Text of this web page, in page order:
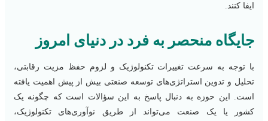
ایفا کنند.
جایگاه منحصر به فرد در دنیای امروز
با توجه به سرعت تغییرات تکنولوژیک و لزوم حفظ مزیت رقابتی،
تحلیل و تدوین استراتژی‌های توسعه صنعتی بیش از پیش اهمیت یافته
است. این حوزه به دنبال پاسخ به این سؤالات است که چگونه یک
کشور یا یک صنعت می‌تواند از طریق نوآوری‌های تکنولوژیک،